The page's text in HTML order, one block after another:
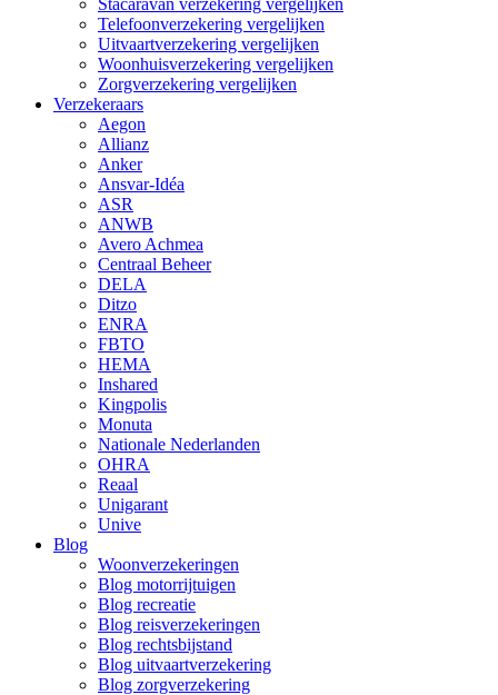
Stacaravan verzekering vergelijken
Telefoonverzekering vergelijken
Uitvaartverzekering vergelijken
Woonhuisverzekering vergelijken
Zorgverzekering vergelijken
Verzekeraars
Aegon
Allianz
Anker
Ansvar-Idéa
ASR
ANWB
Avero Achmea
Centraal Beheer
DELA
Ditzo
ENRA
FBTO
HEMA
Inshared
Kingpolis
Monuta
Nationale Nederlanden
OHRA
Reaal
Unigarant
Unive
Blog
Woonverzekeringen
Blog motorrijtuigen
Blog recreatie
Blog reisverzekeringen
Blog rechtsbijstand
Blog uitvaartverzekering
Blog zorgverzekering